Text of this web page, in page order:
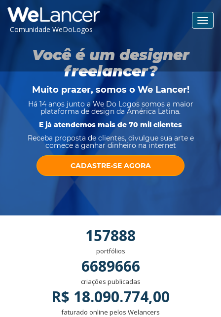
Comunidade WeDoLogos
Você é um designer
freelancer?
Muito prazer, somos o We Lancer!
Há 14 anos junto a We Do Logos somos a maior
plataforma de design da América Latina.
E já atendemos mais de 70 mil clientes
Receba proposta de clientes, divulgue sua arte e
comece a ganhar dinheiro na internet
CADASTRE-SE AGORA
157888
portfólios
6689666
criações publicadas
R$ 18.090.774,00
faturado online pelos Welancers